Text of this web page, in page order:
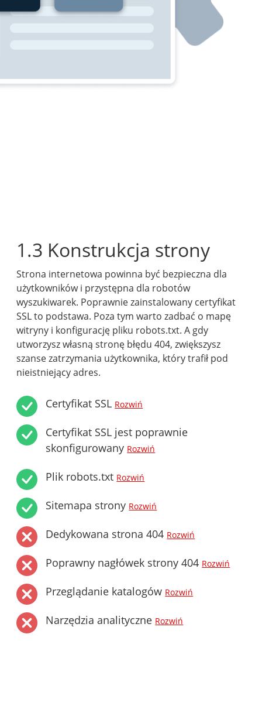
1.3 Konstrukcja strony
Strona internetowa powinna być bezpieczna dla
użytkowników i przystępna dla robotów
wyszukiwarek. Poprawnie zainstalowany certyfikat
SSL to podstawa. Poza tym warto zadbać o mapę
witryny i konfigurację pliku robots.txt. A gdy
utworzysz własną stronę błędu 404, zwiększysz
szanse zatrzymania użytkownika, który trafił pod
nieistniejący adres.
Certyfikat SSL Rozwiń
Certyfikat SSL jest poprawnie
skonfigurowany Rozwiń
Plik robots.txt Rozwiń
Sitemapa strony Rozwiń
Dedykowana strona 404 Rozwiń
Poprawny nagłówek strony 404 Rozwiń
Przeglądanie katalogów Rozwiń
Narzędzia analityczne Rozwiń